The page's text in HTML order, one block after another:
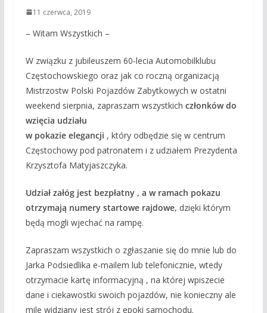
11 czerwca, 2019
– Witam Wszystkich –
W związku z jubileuszem 60-lecia Automobilklubu
Częstochowskiego oraz jak co roczną organizacją
Mistrzostw Polski Pojazdów Zabytkowych w ostatni
weekend sierpnia, zapraszam wszystkich członków do
wzięcia udziału
w pokazie elegancji , który odbędzie się w centrum
Częstochowy pod patronatem i z udziałem Prezydenta
Krzysztofa Matyjaszczyka.
Udział załóg jest bezpłatny , a w ramach pokazu
otrzymają numery startowe rajdowe, dzięki którym
będą mogli wjechać na rampę.
Zapraszam wszystkich o zgłaszanie się do mnie lub do
Jarka Podsiedlika e-mailem lub telefonicznie, wtedy
otrzymacie kartę informacyjną , na której wpiszecie
dane i ciekawostki swoich pojazdów, nie konieczny ale
mile widziany jest strój z epoki samochodu.